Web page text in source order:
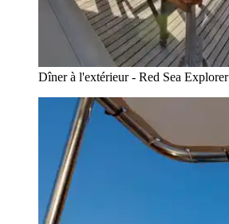
Dîner à l'extérieur - Red Sea Explorer